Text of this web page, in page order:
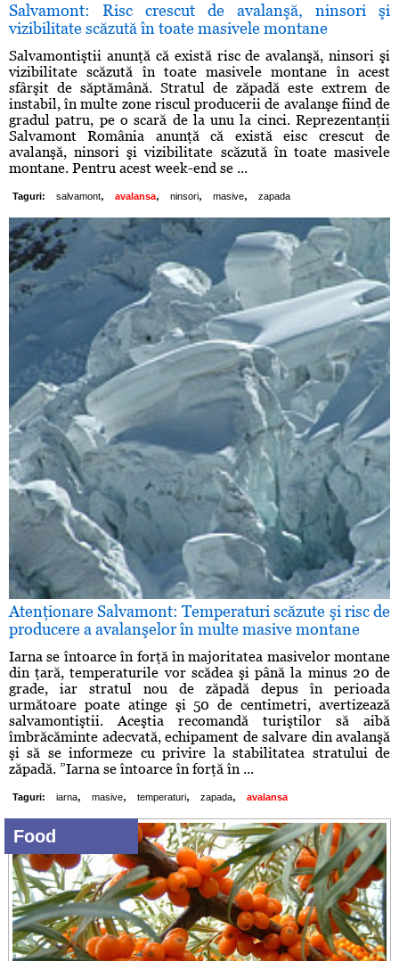
Salvamont: Risc crescut de avalanşă, ninsori şi
vizibilitate scăzută în toate masivele montane
Salvamontiştii anunţă că există risc de avalanşă, ninsori şi
vizibilitate scăzută în toate masivele montane în acest
sfârşit de săptămână. Stratul de zăpadă este extrem de
instabil, în multe zone riscul producerii de avalanşe fiind de
gradul patru, pe o scară de la unu la cinci. Reprezentanţii
Salvamont România anunţă că există eisc crescut de
avalanşă, ninsori şi vizibilitate scăzută în toate masivele
montane. Pentru acest week-end se ...
Taguri: salvamont, avalansa, ninsori, masive, zapada
Atenţionare Salvamont: Temperaturi scăzute şi risc de
producere a avalanşelor în multe masive montane
Iarna se întoarce în forţă în majoritatea masivelor montane
din ţară, temperaturile vor scădea şi până la minus 20 de
grade, iar stratul nou de zăpadă depus în perioada
următoare poate atinge şi 50 de centimetri, avertizează
salvamontiştii. Aceştia recomandă turiştilor să aibă
îmbrăcăminte adecvată, echipament de salvare din avalanşă
şi să se informeze cu privire la stabilitatea stratului de
zăpadă. ”Iarna se întoarce în forţă în ...
Taguri: iarna, masive, temperaturi, zapada, avalansa
Food